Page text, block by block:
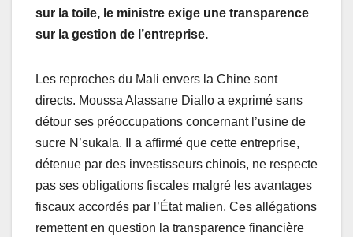
sur la toile, le ministre exige une transparence
sur la gestion de l’entreprise.
Les reproches du Mali envers la Chine sont
directs. Moussa Alassane Diallo a exprimé sans
détour ses préoccupations concernant l’usine de
sucre N’sukala. Il a affirmé que cette entreprise,
détenue par des investisseurs chinois, ne respecte
pas ses obligations fiscales malgré les avantages
fiscaux accordés par l’État malien. Ces allégations
remettent en question la transparence financière